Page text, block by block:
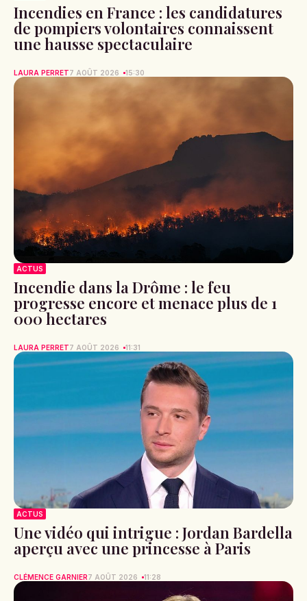
Incendies en France : les candidatures
de pompiers volontaires connaissent
une hausse spectaculaire
LAURA PERRET7 AOÛT 2026 15:30
ACTUS
Incendie dans la Drôme : le feu
progresse encore et menace plus de 1
000 hectares
LAURA PERRET7 AOÛT 2026 11:31
ACTUS
Une vidéo qui intrigue : Jordan Bardella
aperçu avec une princesse à Paris
CLÉMENCE GARNIER7 AOÛT 2026 11:28